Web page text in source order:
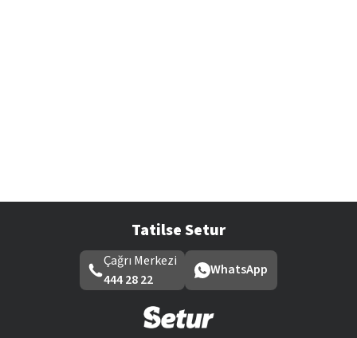
Tatilse Setur
Çağrı Merkezi
444 28 22
WhatsApp